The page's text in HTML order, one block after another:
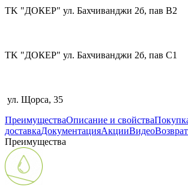
TK "ДОКЕР" ул. Бахчиванджи 2б, пав В2
TK "ДОКЕР" ул. Бахчиванджи 2б, пав С1
ул. Щорса, 35
ПреимуществаОписание и свойства
доставкаДокументацияАкцииВидео
Преимущества